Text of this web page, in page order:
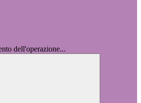
dell'operazione...